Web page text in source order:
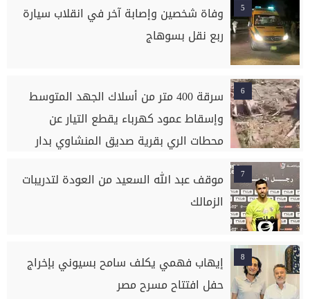
5
وفاة شخصين وإصابة آخر في انقلاب سيارة
ربع نقل بسوهاج
6
سرقة 400 متر من أسلاك الجهد المتوسط
وإسقاط عمود كهرباء يقطع التيار عن
محطات الري بقرية صديق المنشاوي بدار
7
موقف عبد الله السعيد من العودة لتدريبات
الزمالك
8
إيهاب فهمي يكلف سامح بسيوني بإخراج
حفل افتتاح مسرح مصر